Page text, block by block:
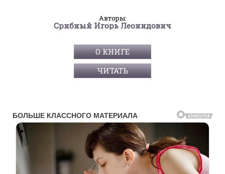
Авторы:
Срибный Игорь Леонидович
О КНИГЕ
ЧИТАТЬ